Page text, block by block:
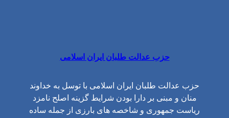
حزب عدالت طلبان ایران اسلامی
حزب عدالت طلبان ایران اسلامی با توسل به خداوند
منان و مبنی بر دارا بودن شرایط گزینه اصلح نامزد
ریاست جمهوری و شاخصه های بارزی از جمله ساده